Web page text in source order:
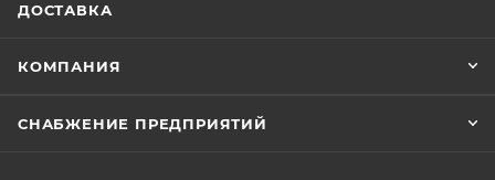
ДОСТАВКА
КОМПАНИЯ
СНАБЖЕНИЕ ПРЕДПРИЯТИЙ